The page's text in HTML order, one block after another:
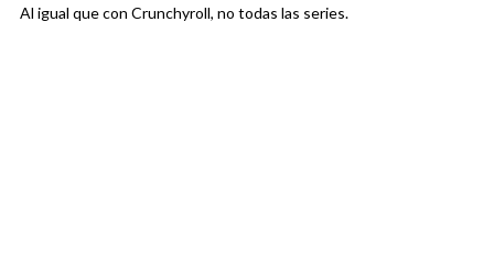
Al igual que con Crunchyroll, no todas las series.